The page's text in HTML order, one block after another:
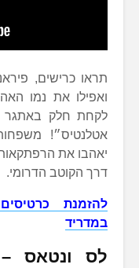
תראו כרישים,
ואפילו את נמו
לקחת חלק באתגר
אטלנטיס״!
יאהבו את
דרך הקוטב הדרומי.
להזמנת
במדריד
לס ונטאס